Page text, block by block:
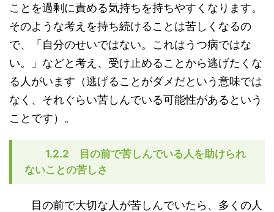
ことを過剰に責める気持ちを持ちやすくなります。
そのような考えを持ち続けることは苦しくなるの
で、「自分のせいではない。これはうつ病ではな
い。」などと考え、受け止めることから逃げたくな
る人がいます（逃げることがダメだという意味では
なく、それぐらい苦しんでいる可能性があるという
ことです）。
1.2.2 目の前で苦しんでいる人を助けられ
ないことの苦しさ
目の前で大切な人が苦しんでいたら、多くの人